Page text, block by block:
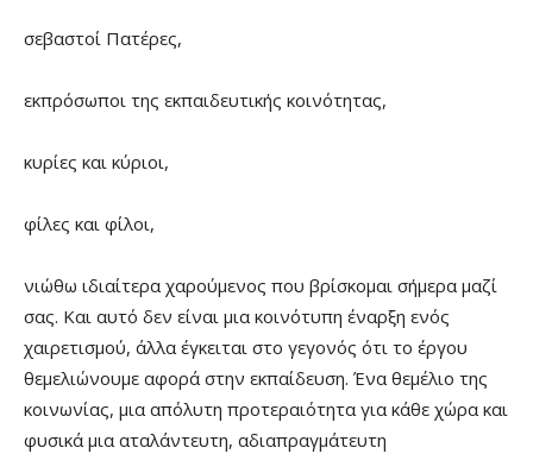
σεβαστοί Πατέρες,
εκπρόσωποι της εκπαιδευτικής κοινότητας,
κυρίες και κύριοι,
φίλες και φίλοι,
νιώθω ιδιαίτερα χαρούμενος που βρίσκομαι σήμερα μαζί
σας. Και αυτό δεν είναι μια κοινότυπη έναρξη ενός
χαιρετισμού, άλλα έγκειται στο γεγονός ότι το έργου
θεμελιώνουμε αφορά στην εκπαίδευση. Ένα θεμέλιο της
κοινωνίας, μια απόλυτη προτεραιότητα για κάθε χώρα και
φυσικά μια αταλάντευτη, αδιαπραγμάτευτη